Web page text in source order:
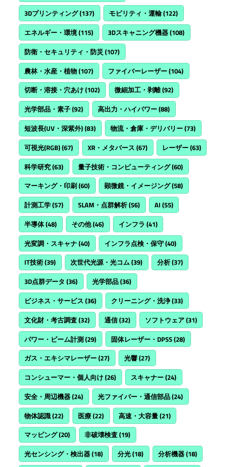
3Dプリンティング(137) モビリティ・運輸(122)
エネルギー・環境(115) 3Dスキャニング機器(108)
防衛・セキュリティ・防災 (107)
農林・水産・植物(107) ファイバーレーザー(104)
切断・溶接・穴あけ(102) 微細加工・剥離(92)
光学部品・素子(92) 高出力・ハイパワー(88)
短波長(UV・深紫外)(83) 物流・倉庫・デリバリー(73)
可視光(RGB)(67) XR・メタバース (67) レーザー(63)
科学研究(63) 量子技術・コンピューティング(60)
マーキング・印刷(60) 顕微鏡・イメージング(58)
計測工学(57) SLAM・点群解析(56) AI (55)
半導体(48) その他(46) インフラ (41)
光変調・スキャナ(40) インフラ点検・保守(40)
IT技術(39) 次世代光源・光コム(39) 分析(37)
3D点群データ (36) 光学部品(36)
ビジネス・サービス (36) クリーニング・洗浄(33)
文化財・考古調査(32) 通信(32) ソフトウェア(31)
パワー・ビーム計測(29) 固体レーザー・DPSS(28)
ガス・エキシマレーザー(27) 光響(27)
コンシューマー・個人向け(26) スキャナー(24)
安全・周辺機器(24) 光ファイバー・通信部品(24)
物体認識(22) 医療(22) 高速・大容量(21)
マッピング(20) 非破壊検査(19)
光センシング・検出器(18) 分光(18) 分析機器(18)